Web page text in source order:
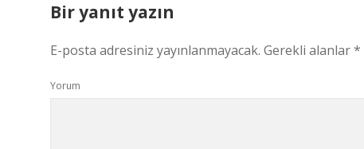
Bir yanıt yazın
E-posta adresiniz yayınlanmayacak. Gerekli alanlar*
Yorum